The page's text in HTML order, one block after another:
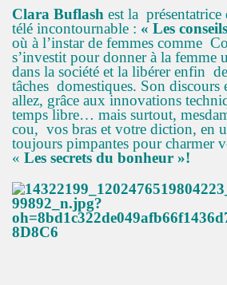
Clara Buflash est la présentatrice
télé incontournable : « Les
où à l’instar de femmes comme
s’investit pour donner à la femme
dans la société et la libérer enfin
tâches domestiques. Son discours
allez, grâce aux innovations
temps libre… mais surtout,
cou, vos bras et votre diction, en
toujours pimpantes pour charmer
« Les secrets du bonheur »!